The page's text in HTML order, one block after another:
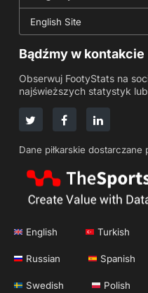
English Site
Bądźmy w kontakcie
Obserwuj FootyStats na
najświeższych statystyk
Dane piłkarskie dostarczane
English Turkish
Russian Spanish
Swedish Polish